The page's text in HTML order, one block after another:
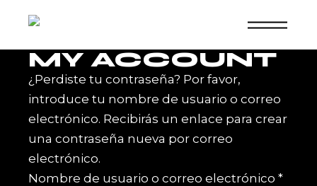
MY ACCOUNT
¿Perdiste tu contraseña? Por favor,
introduce tu nombre de usuario o correo
electrónico. Recibirás un enlace para crear
una contraseña nueva por correo
electrónico.
Nombre de usuario o correo electrónico*